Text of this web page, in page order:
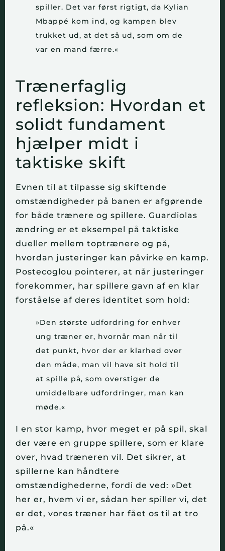
spiller. Det var først rigtigt, da Kylian
Mbappé kom ind, og kampen blev
trukket ud, at det så ud, som om de
var en mand færre.«
Trænerfaglig
refleksion: Hvordan et
solidt fundament
hjælper midt i
taktiske skift
Evnen til at tilpasse sig skiftende
omstændigheder på banen er afgørende
for både trænere og spillere. Guardiolas
ændring er et eksempel på taktiske
dueller mellem toptrænere og på,
hvordan justeringer kan påvirke en kamp.
Postecoglou pointerer, at når justeringer
forekommer, har spillere gavn af en klar
forståelse af deres identitet som hold:
»Den største udfordring for enhver
ung træner er, hvornår man når til
det punkt, hvor der er klarhed over
den måde, man vil have sit hold til
at spille på, som overstiger de
umiddelbare udfordringer, man kan
møde.«
I en stor kamp, hvor meget er på spil, skal
der være en gruppe spillere, som er klare
over, hvad træneren vil. Det sikrer, at
spillerne kan håndtere
omstændighederne, fordi de ved: »Det
her er, hvem vi er, sådan her spiller vi, det
er det, vores træner har fået os til at tro
på.«